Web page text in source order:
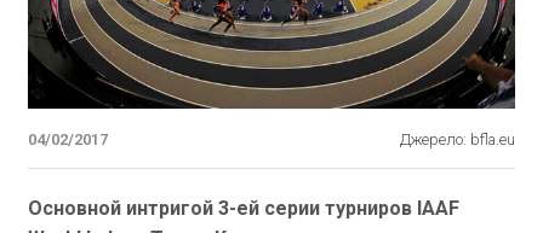
04/02/2017 Джерело: bfla.eu
Основной интригой 3-ей серии турниров IAAF